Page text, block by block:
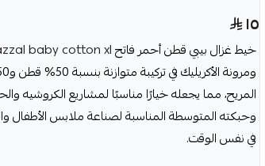
١٥
خيط غزال بيبي قطن أحمر فاتحbaby cotton xl
المريح، مما يجعله خيارًا مناسبًا لمشاريع الكروشيه
وحبكته المتوسطة المناسبة لصناعة ملابس الأطفال
في نفس الوقت.